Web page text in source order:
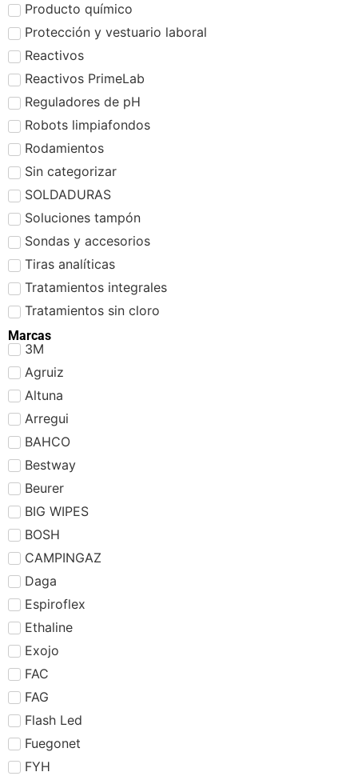
Producto químico
Protección y vestuario laboral
Reactivos
Reactivos PrimeLab
Reguladores de pH
Robots limpiafondos
Rodamientos
Sin categorizar
SOLDADURAS
Soluciones tampón
Sondas y accesorios
Tiras analíticas
Tratamientos integrales
Tratamientos sin cloro
Marcas
3M
Agruiz
Altuna
Arregui
BAHCO
Bestway
Beurer
BIG WIPES
BOSH
CAMPINGAZ
Daga
Espiroflex
Ethaline
Exojo
FAC
FAG
Flash Led
Fuegonet
FYH